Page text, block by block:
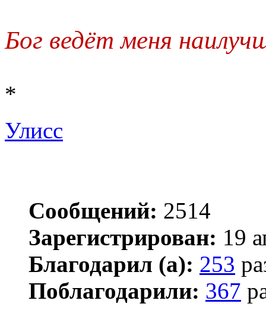
Бог ведёт меня
*
Улисс
Сообщений: 2514
Зарегистрирован: 19
Благодарил (а): 253
Поблагодарили: 367